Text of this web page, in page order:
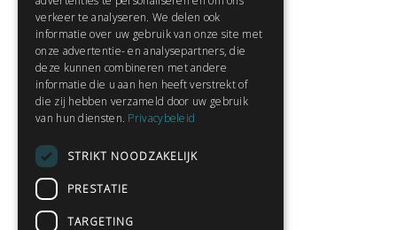
Huisregels
Snel naar:
Gratis aanmelden
Privacybeleid
verkeer te analyseren. We delen ook
informatie over uw gebruik van onze site met
onze advertentie- en analysepartners, die
deze kunnen combineren met andere
informatie die u aan hen heeft verstrekt of
die zij hebben verzameld door uw gebruik
van hun diensten. Privacybeleid
STRIKT NOODZAKELIJK
PRESTATIE
TARGETING